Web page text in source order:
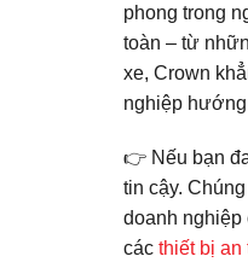
phong trong
toàn – từ
xe, Crown
nghiệp
👉 Nếu bạn
tin cậy.
doanh nghiệp
các thiết bị an